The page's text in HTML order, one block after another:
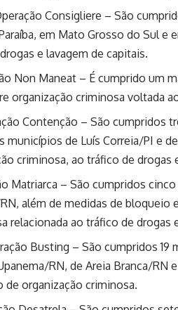
Consigliere – São
em Mato Grosso do Sul e
e lavagem de capitais.
Non Maneat – É cumprido um
organização criminosa voltada
Contenção – São cumpridos
municípios de Luís Correia/PI e
criminosa, ao tráfico de drogas
Matriarca – São cumpridos
além de medidas de bloqueio
relacionada ao tráfico de drogas
Busting – São cumpridos 19
RN, de Areia Branca/RN
de organização criminosa.